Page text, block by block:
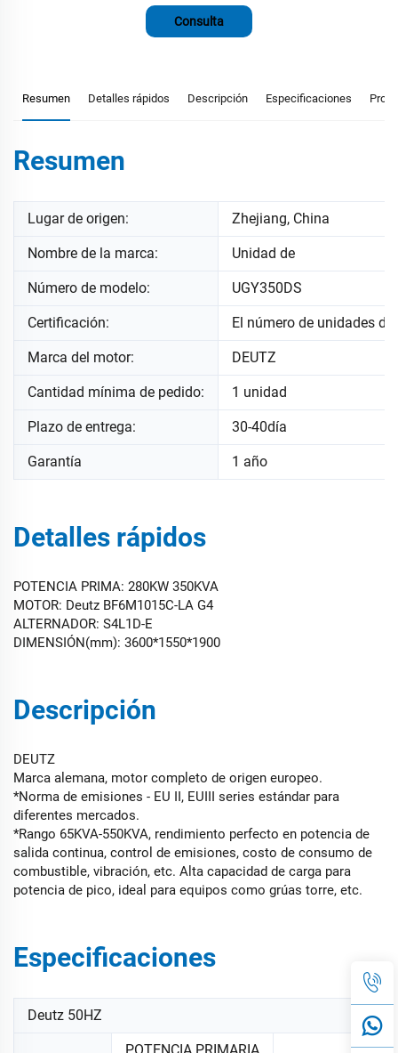
Consulta
Resumen Detalles rápidos Descripción Especificaciones
Resumen
Lugar de origen: Zhejiang, China
Nombre de la marca: Unidad de
Número de modelo: UGY350DS
Certificación: El número de unidades
Marca del motor: DEUTZ
Cantidad mínima de pedido: 1 unidad
Plazo de entrega: 30-40día
Garantía 1 año
Detalles rápidos
POTENCIA PRIMA: 280KW 350KVA
MOTOR: Deutz BF6M1015C-LA G4
ALTERNADOR: S4L1D-E
DIMENSIÓN(mm): 3600*1550*1900
Descripción
DEUTZ
Marca alemana, motor completo de origen europeo.
*Norma de emisiones - EU II, EUIII series estándar para
diferentes mercados.
*Rango 65KVA-550KVA, rendimiento perfecto en potencia de
salida continua, control de emisiones, costo de consumo de
combustible, vibración, etc. Alta capacidad de carga para
potencia de pico, ideal para equipos como grúas torre, etc.
Especificaciones
Deutz 50HZ
POTENCIA PRIMARIA